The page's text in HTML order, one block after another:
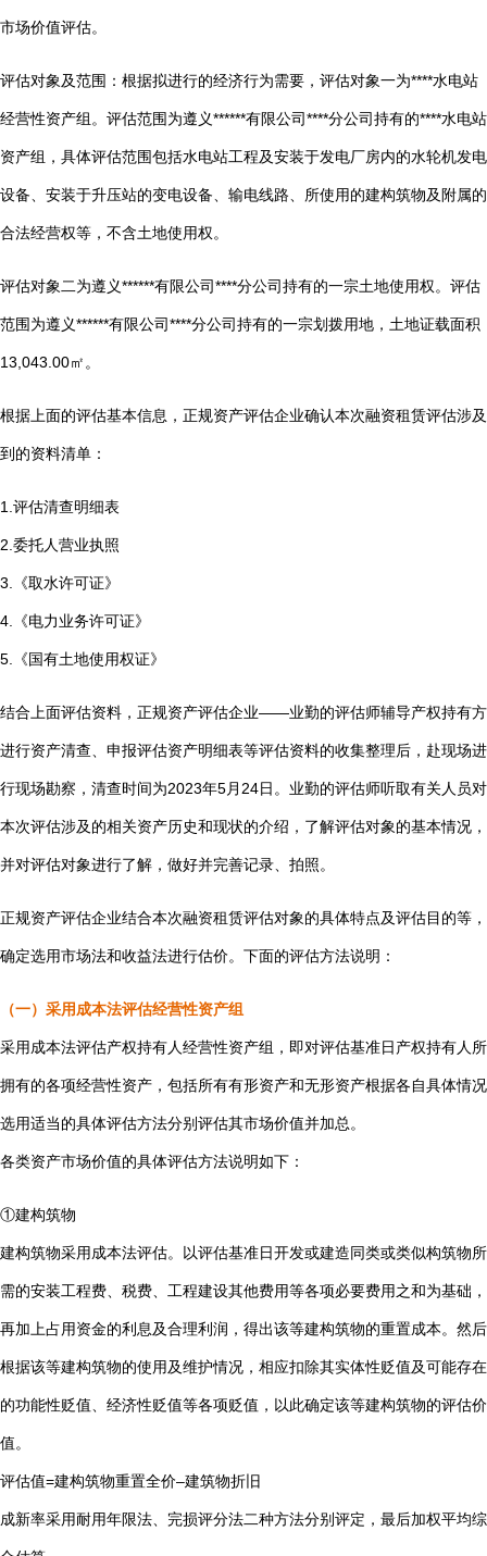
市场价值评估。
评估对象及范围：根据拟进行的经济行为需要，评估对象一为****水电站
经营性资产组。评估范围为遵义******有限公司****分公司持有的****水电站
资产组，具体评估范围包括水电站工程及安装于发电厂房内的水轮机发电
设备、安装于升压站的变电设备、输电线路、所使用的建构筑物及附属的
合法经营权等，不含土地使用权。
评估对象二为遵义******有限公司****分公司持有的一宗土地使用权。评估
范围为遵义******有限公司****分公司持有的一宗划拨用地，土地证载面积
13,043.00㎡。
根据上面的评估基本信息，正规资产评估企业确认本次融资租赁评估涉及
到的资料清单：
1.评估清查明细表
2.委托人营业执照
3.《取水许可证》
4.《电力业务许可证》
5.《国有土地使用权证》
结合上面评估资料，正规资产评估企业——业勤的评估师辅导产权持有方
进行资产清查、申报评估资产明细表等评估资料的收集整理后，赴现场进
行现场勘察，清查时间为2023年5月24日。业勤的评估师听取有关人员对
本次评估涉及的相关资产历史和现状的介绍，了解评估对象的基本情况，
并对评估对象进行了解，做好并完善记录、拍照。
正规资产评估企业结合本次融资租赁评估对象的具体特点及评估目的等，
确定选用市场法和收益法进行估价。下面的评估方法说明：
（一）采用成本法评估经营性资产组
采用成本法评估产权持有人经营性资产组，即对评估基准日产权持有人所
拥有的各项经营性资产，包括所有有形资产和无形资产根据各自具体情况
选用适当的具体评估方法分别评估其市场价值并加总。
各类资产市场价值的具体评估方法说明如下：
①建构筑物
建构筑物采用成本法评估。以评估基准日开发或建造同类或类似构筑物所
需的安装工程费、税费、工程建设其他费用等各项必要费用之和为基础，
再加上占用资金的利息及合理利润，得出该等建构筑物的重置成本。然后
根据该等建构筑物的使用及维护情况，相应扣除其实体性贬值及可能存在
的功能性贬值、经济性贬值等各项贬值，以此确定该等建构筑物的评估价
值。
评估值=建构筑物重置全价–建筑物折旧
成新率采用耐用年限法、完损评分法二种方法分别评定，最后加权平均综